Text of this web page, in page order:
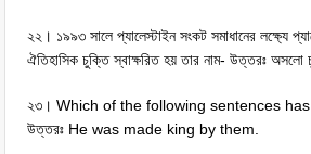
২২। ১৯৯৩ সালে প্যালেস্টাইন সংকট সমাধানের লক্ষ্যে
ঐতিহাসিক চুক্তি স্বাক্ষরিত হয় তার নাম- উত্তরঃ অসলো
২৩। Which of the following sentences
উত্তরঃ He was made king by them.